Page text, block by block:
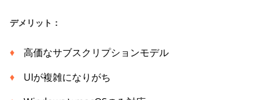
デメリット：
高価なサブスクリプションモデル
UIが複雑になりがち